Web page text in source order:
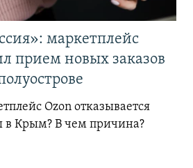
маркетплейс
прием новых заказов
Ozon отказывается
в Крым? В чем причина?